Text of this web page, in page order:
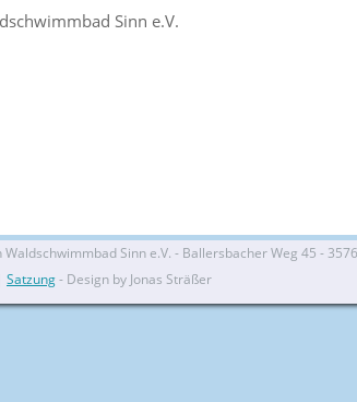
Sinn e.V.
Sinn e.V. - Ballersbacher Weg 45 -
Satzung- Design by Jonas Sträßer